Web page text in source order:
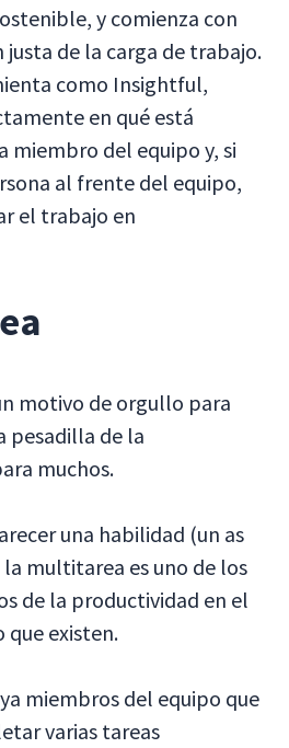
y comienza con
justa de la carga de trabajo.
como Insightful,
en qué está
miembro del equipo y, si
al frente del equipo,
el trabajo en
motivo de orgullo para
pesadilla de la
muchos.
una habilidad (un as
multitarea es uno de los
de la productividad en el
que existen.
miembros del equipo que
varias tareas